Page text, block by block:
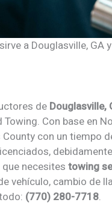
a Douglasville,
deDouglasville,
Towing. Con base en
con un tiempo
necesites towing
vehículo, cambio de
(770) 280-7718.